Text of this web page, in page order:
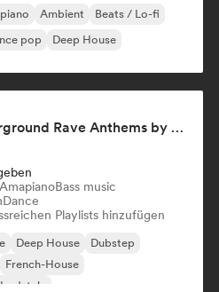
Ambient
Beats / Lo-fi
pop Deep House
Techno Underground Rave Anthems by Orphium
Bass music
Dance
Playlists hinzufügen
Deep House
Dubstep
French-House